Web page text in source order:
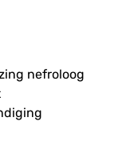
nefroloog